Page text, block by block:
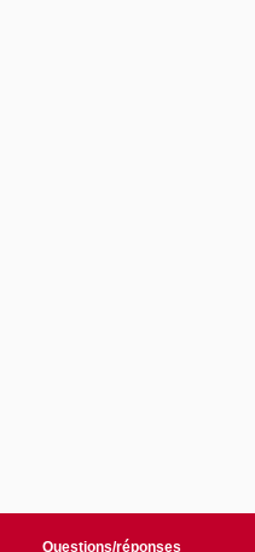
Questions/réponses